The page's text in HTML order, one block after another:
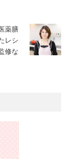
薬膳
レシ
修な